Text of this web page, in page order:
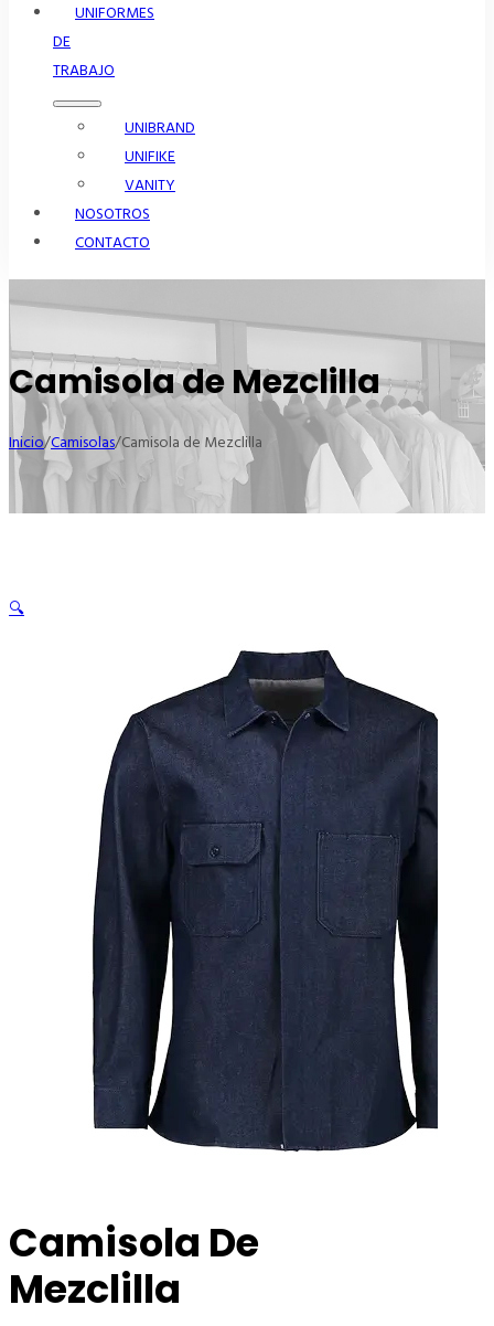
UNIFORMES
DE
TRABAJO
UNIBRAND
UNIFIKE
VANITY
NOSOTROS
CONTACTO
Camisola de Mezclilla
Inicio/Camisolas/Camisola de Mezclilla
🔍
Camisola De
Mezclilla